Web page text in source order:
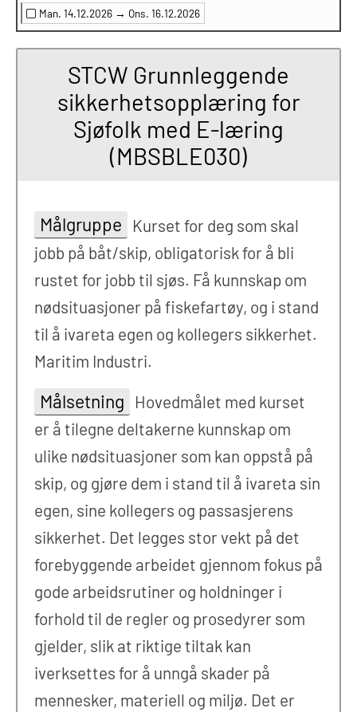
Man. 14.12.2026 → Ons. 16.12.2026
STCW Grunnleggende
sikkerhetsopplæring for
Sjøfolk med E-læring
(MBSBLE030)
Målgruppe
Kurset for deg som skal
jobb på båt/skip, obligatorisk for å bli
rustet for jobb til sjøs. Få kunnskap om
nødsituasjoner på fiskefartøy, og i stand
til å ivareta egen og kollegers sikkerhet.
Maritim Industri.
Målsetning
Hovedmålet med kurset
er å tilegne deltakerne kunnskap om
ulike nødsituasjoner som kan oppstå på
skip, og gjøre dem i stand til å ivareta sin
egen, sine kollegers og passasjerens
sikkerhet. Det legges stor vekt på det
forebyggende arbeidet gjennom fokus på
gode arbeidsrutiner og holdninger i
forhold til de regler og prosedyrer som
gjelder, slik at riktige tiltak kan
iverksettes for å unngå skader på
mennesker, materiell og miljø. Det er